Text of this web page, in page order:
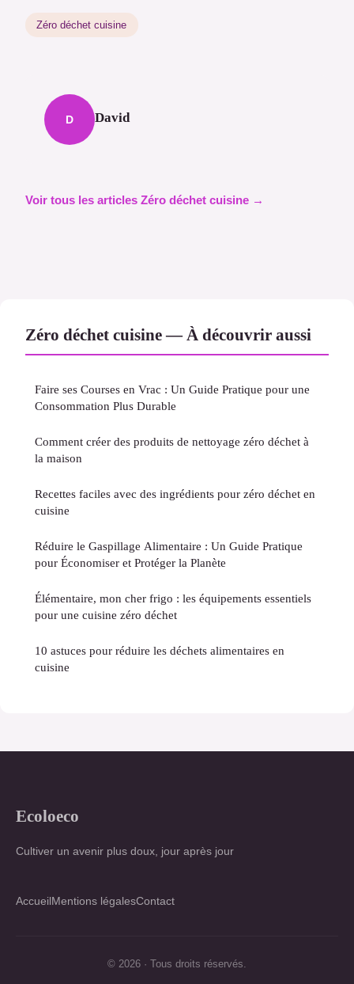
Zéro déchet cuisine
D David
Voir tous les articles Zéro déchet cuisine →
Zéro déchet cuisine — À découvrir aussi
Faire ses Courses en Vrac : Un Guide Pratique pour une
Consommation Plus Durable
Comment créer des produits de nettoyage zéro déchet à
la maison
Recettes faciles avec des ingrédients pour zéro déchet en
cuisine
Réduire le Gaspillage Alimentaire : Un Guide Pratique
pour Économiser et Protéger la Planète
Élémentaire, mon cher frigo : les équipements essentiels
pour une cuisine zéro déchet
10 astuces pour réduire les déchets alimentaires en
cuisine
Ecoloeco
Cultiver un avenir plus doux, jour après jour
AccueilMentions légalesContact
© 2026 · Tous droits réservés.